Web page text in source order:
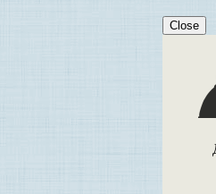
Close